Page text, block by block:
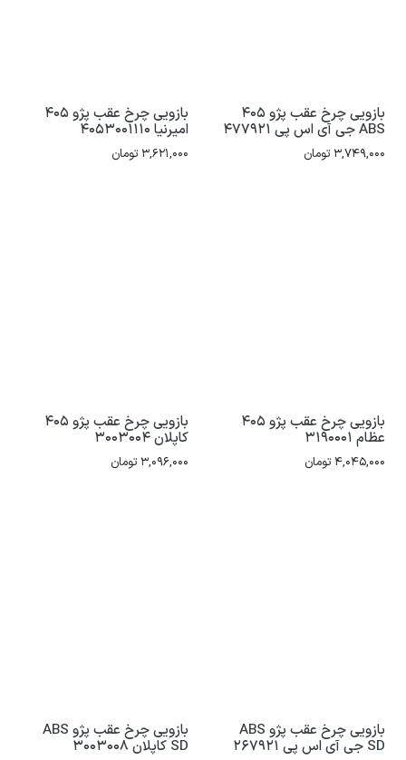
بازویی چرخ عقب پژو 405
ABS جی آی اس پی 477921
3,749,000 تومان
بازویی چرخ عقب پژو 405
امیرنیا 4053001110
3,621,000 تومان
بازویی چرخ عقب پژو 405
عظام 3190001
4,045,000 تومان
بازویی چرخ عقب پژو 405
کاپلان 3003004
3,096,000 تومان
بازویی چرخ عقب پژو ABS
SD جی آی اس پی 267921
بازویی چرخ عقب پژو ABS
SD کاپلان 3003008